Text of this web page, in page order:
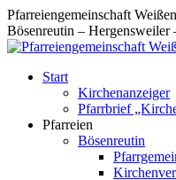
Zum
Inhalt
springen
Pfarreiengemeinschaft
Bösenreutin – Hergensweiler
Start
Kirchenanzeiger
Pfarrbrief
Pfarreien
Bösenreutin